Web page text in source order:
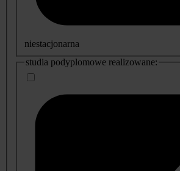
niestacjonarna
studia podyplomowe realizowane: